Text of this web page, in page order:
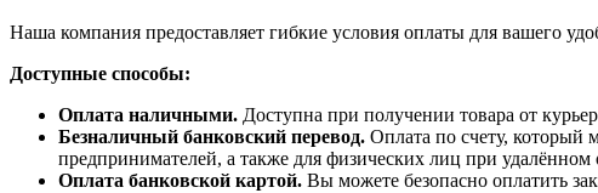
Наша компания предоставляет гибкие условия оплаты для вашего
Доступные способы:
Оплата наличными. Доступна при получении товара от
Безналичный банковский перевод. Оплата по счету, который
предпринимателей, а также для физических лиц при
Оплата банковской картой. Вы можете безопасно оплатить